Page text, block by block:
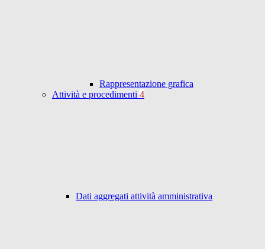
Rappresentazione grafica
Attività e procedimenti 4
Dati aggregati attività amministrativa